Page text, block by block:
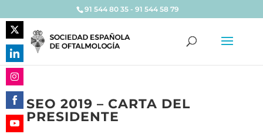
91 544 80 35 - 91 544 58 79
SEO 2019 – CARTA DEL
PRESIDENTE
Share
on
Twitter
Share
on
LinkedIn
Share
on
Instagram
Share
on